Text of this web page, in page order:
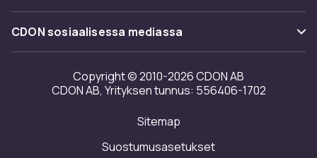
Asiakasarvionnit
Investor relations
Saavutettavuusseloste
Merchant Help Center
CDON sosiaalisessa mediassa
Copyright © 2010-2026 CDON AB
CDON AB, Yrityksen tunnus: 556406-1702
Sitemap
Suostumusasetukset